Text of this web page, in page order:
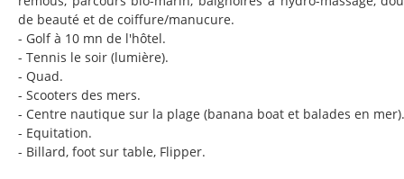
de beauté et de coiffure/manucure.
- Golf à 10 mn de l'hôtel.
- Tennis le soir (lumière).
- Quad.
- Scooters des mers.
- Centre nautique sur la plage (banana boat et balades en mer).
- Equitation.
- Billard, foot sur table, Flipper.